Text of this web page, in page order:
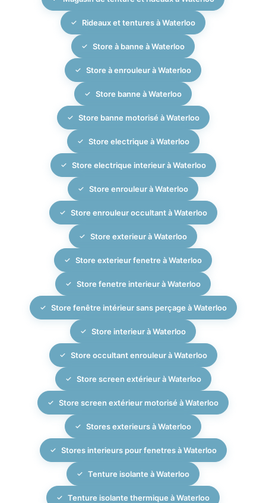
la lumière et de protection solaire.
Rideaux et tentures à Waterloo
Store à banne à Waterloo
Store à enrouleur à Waterloo
Store banne à Waterloo
Store banne motorisé à Waterloo
Store electrique à Waterloo
Store electrique interieur à Waterloo
Store enrouleur à Waterloo
Store enrouleur occultant à Waterloo
Store exterieur à Waterloo
Store exterieur fenetre à Waterloo
Store fenetre interieur à Waterloo
Store fenêtre intérieur sans perçage à Waterloo
Store interieur à Waterloo
Store occultant enrouleur à Waterloo
Store screen extérieur à Waterloo
Store screen extérieur motorisé à Waterloo
Stores exterieurs à Waterloo
Stores interieurs pour fenetres à Waterloo
Tenture isolante à Waterloo
Tenture isolante thermique à Waterloo